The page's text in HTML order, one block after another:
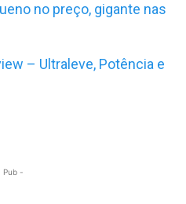
no preço, gigante nas
– Ultraleve, Potência e
Pub -